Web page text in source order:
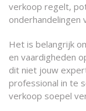
verkoop regelt,
onderhandelingen
Het is belangrijk
en vaardigheden
dit niet jouw
professional in te
verkoop soepel